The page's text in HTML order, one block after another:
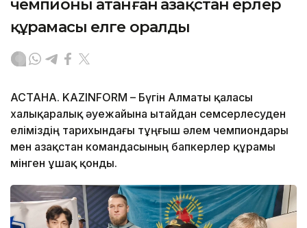
чемпионы атанған Қазақстан ерлер
құрамасы елге оралды
АСТАНА. KAZINFORM – Бүгін Алматы қаласы
халықаралық әуежайына Қытайдан семсерлесуден
еліміздің тарихындағы тұңғыш әлем чемпиондары
мен Қазақстан командасының бапкерлер құрамы
мінген ұшақ қонды.